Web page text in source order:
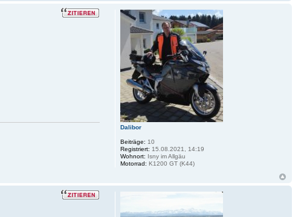
Dalibor
Beiträge: 10
Registriert: 15.08.2021, 14:19
Wohnort: Isny im Allgäu
Motorrad: K1200 GT (K44)